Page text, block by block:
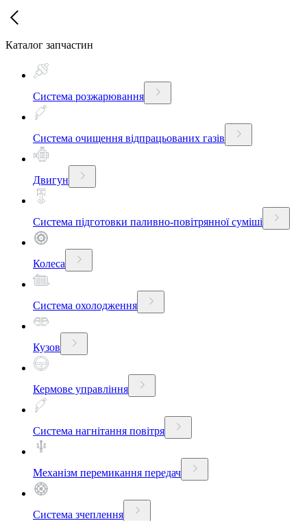
Каталог запчастин
Система розжарювання
Система очищення відпрацьованих газів
Двигун
Система підготовки паливно-повітрянної суміші
Колеса
Система охолодження
Кузов
Кермове управління
Система нагнітання повітря
Механізм перемикання передач
Система зчеплення